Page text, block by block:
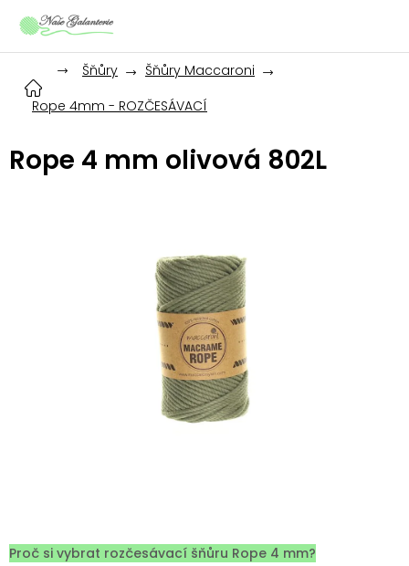
Šňůry
Šňůry Maccaroni
Rope 4mm - ROZČESÁVACÍ
Rope 4 mm olivová 802L
Proč si vybrat rozčesávací šňůru Rope 4 mm?